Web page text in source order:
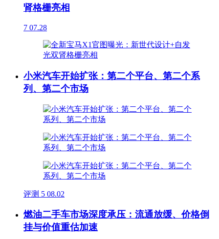
肾格栅亮相
7 07.28
小米汽车开始扩张：第二个平台、第二个系
列、第二个市场
评测 5 08.02
燃油二手车市场深度承压：流通放缓、价格倒
挂与价值重估加速